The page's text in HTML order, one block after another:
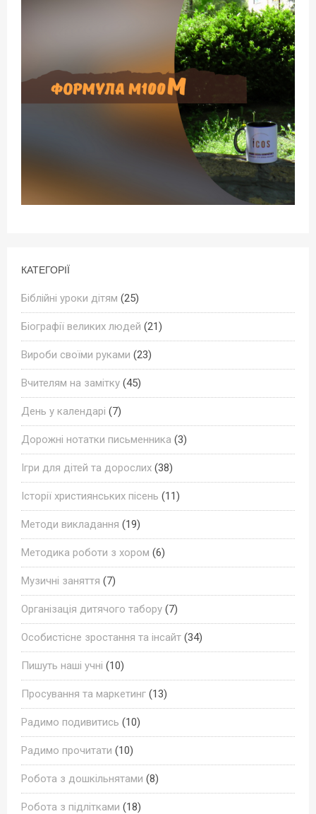
КАТЕГОРІЇ
Біблійні уроки дітям (25)
Біографії великих людей (21)
Вироби своїми руками (23)
Вчителям на замітку (45)
День у календарі (7)
Дорожні нотатки письменника (3)
Ігри для дітей та дорослих (38)
Історії християнських пісень (11)
Методи викладання (19)
Методика роботи з хором (6)
Музичні заняття (7)
Організація дитячого табору (7)
Особистісне зростання та інсайт (34)
Пишуть наші учні (10)
Просування та маркетинг (13)
Радимо подивитись (10)
Радимо прочитати (10)
Робота з дошкільнятами (8)
Робота з підлітками (18)